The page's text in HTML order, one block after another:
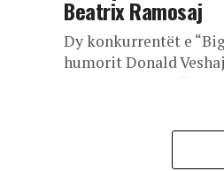
Beatrix Ramosaj
Dy konkurrentët e
humorit Donald
Ramosaj (në një flirt